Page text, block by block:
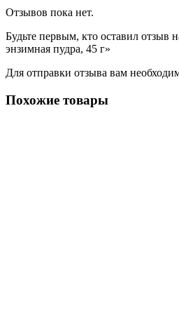
Отзывов пока нет.
Будьте первым, кто оставил
энзимная пудра, 45 г»
Для отправки отзыва вам
Похожие товары